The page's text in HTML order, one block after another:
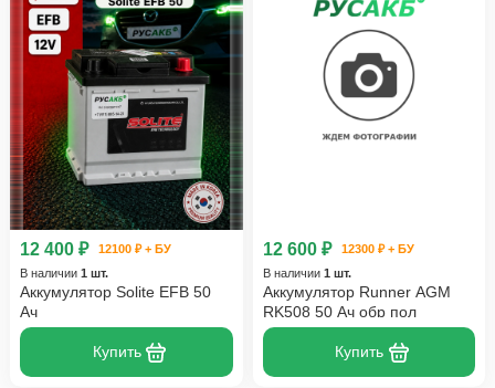
12 400 ₽
12100 ₽ + БУ
В наличии 1 шт.
Аккумулятор Solite EFB 50
Ач
Купить
12 600 ₽
12300 ₽ + БУ
В наличии 1 шт.
Аккумулятор Runner AGM
RK508 50 Ач обр пол
Купить